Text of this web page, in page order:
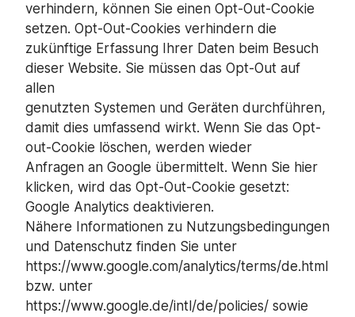
verhindern, können Sie einen Opt-Out-Cookie
setzen. Opt-Out-Cookies verhindern die
zukünftige Erfassung Ihrer Daten beim Besuch
dieser Website. Sie müssen das Opt-Out auf
allen
genutzten Systemen und Geräten durchführen,
damit dies umfassend wirkt. Wenn Sie das Opt-
out-Cookie löschen, werden wieder
Anfragen an Google übermittelt. Wenn Sie hier
klicken, wird das Opt-Out-Cookie gesetzt:
Google Analytics deaktivieren.
Nähere Informationen zu Nutzungsbedingungen
und Datenschutz finden Sie unter
https://www.google.com/analytics/terms/de.html
bzw. unter
https://www.google.de/intl/de/policies/ sowie